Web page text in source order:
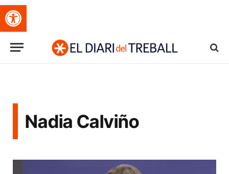
Obre la barra d'eines
Nadia Calviño